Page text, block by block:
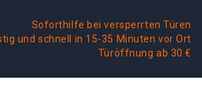
Soforthilfe bei versperrten Türen
und schnell in 15-35 Minuten vor Ort
Türöffnung ab 30 €